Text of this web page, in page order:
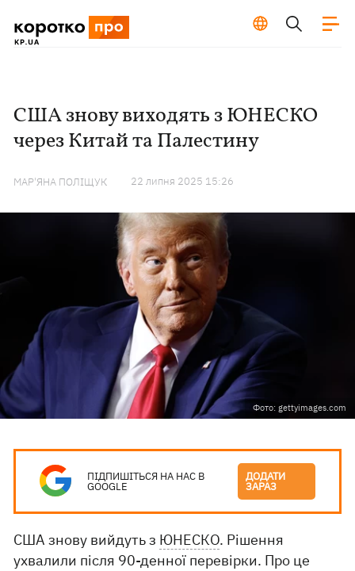
США знову виходять з ЮНЕСКО
через Китай та Палестину
МАР'ЯНА ПОЛІЩУК 22 липня 2025 15:26
Фото: gettyimages.com
ПІДПИШІТЬСЯ НА НАС В
GOOGLE
ДОДАТИ
ЗАРАЗ
США знову вийдуть з ЮНЕСКО. Рішення
ухвалили після 90-денної перевірки. Про це